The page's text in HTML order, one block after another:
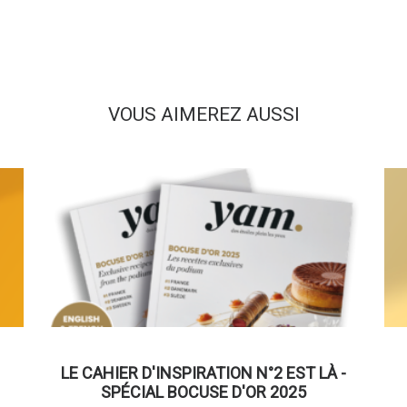
VOUS AIMEREZ AUSSI
LE CAHIER D'INSPIRATION N°2 EST LÀ -
SPÉCIAL BOCUSE D'OR 2025